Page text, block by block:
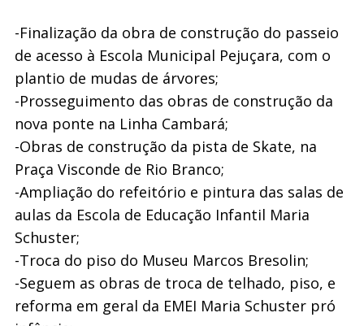
-Finalização da obra de construção do passeio
de acesso à Escola Municipal Pejuçara, com o
plantio de mudas de árvores;
-Prosseguimento das obras de construção da
nova ponte na Linha Cambará;
-Obras de construção da pista de Skate, na
Praça Visconde de Rio Branco;
-Ampliação do refeitório e pintura das salas de
aulas da Escola de Educação Infantil Maria
Schuster;
-Troca do piso do Museu Marcos Bresolin;
-Seguem as obras de troca de telhado, piso, e
reforma em geral da EMEI Maria Schuster pró